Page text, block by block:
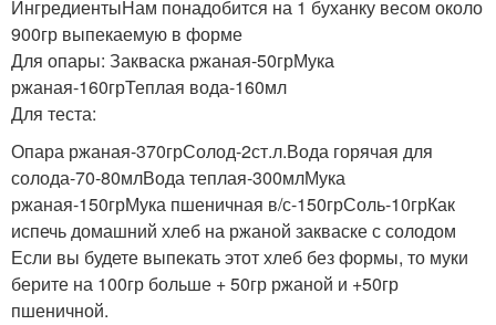
ИнгредиентыНам понадобится на 1 буханку весом около
900гр выпекаемую в форме
Для опары: Закваска ржаная-50грМука
ржаная-160грТеплая вода-160мл
Для теста:
Опара ржаная-370грСолод-2ст.л.Вода горячая для
солода-70-80млВода теплая-300млМука
ржаная-150грМука пшеничная в/с-150грСоль-10грКак
испечь домашний хлеб на ржаной закваске с солодом
Если вы будете выпекать этот хлеб без формы, то муки
берите на 100гр больше + 50гр ржаной и +50гр
пшеничной.